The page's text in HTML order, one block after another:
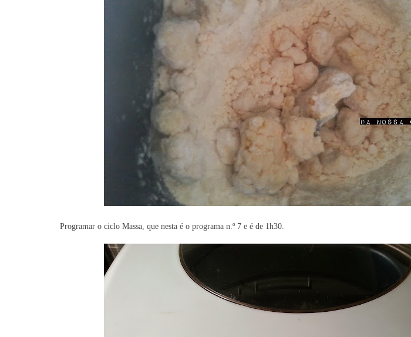
Programar o ciclo Massa, que nesta é o programa n.º 7 e é de 1h30.